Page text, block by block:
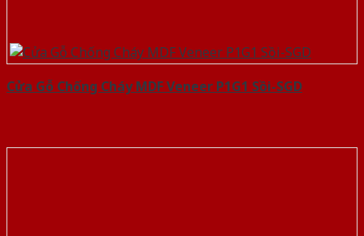
Cửa Gỗ Chống Cháy MDF Veneer P1G1 Sồi-SGD